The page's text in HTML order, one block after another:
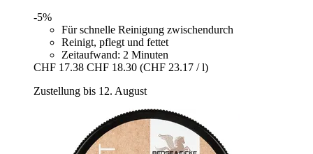
-5%
Für schnelle Reinigung zwischendurch
Reinigt, pflegt und fettet
Zeitaufwand: 2 Minuten
CHF 17.38 CHF 18.30 (CHF 23.17 / l)
Zustellung bis 12. August